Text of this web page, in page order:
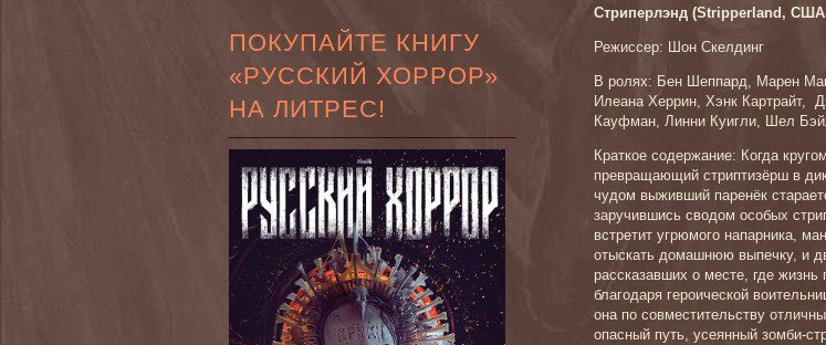
ПОКУПАЙТЕ КНИГУ
«РУССКИЙ ХОРРОР»
НА ЛИТРЕС!
Стриперлэнд (Stripperland,
Режиссер: Шон Скелдинг
В ролях: Бен Шеппард, Марен
Илеана Херрин, Хэнк Картрайт,
Кауфман, Линни Куигли, Шел
Краткое содержание: Когда
превращающий стриптизёрш в
чудом выживший паренёк
заручившись сводом особых
встретит угрюмого напарника,
отыскать домашнюю выпечку, и
рассказавших о месте, где жизнь
благодаря героической
она по совместительству
опасный путь, усеянный зомби-